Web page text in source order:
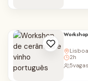
Lisboa
2h
5vagas